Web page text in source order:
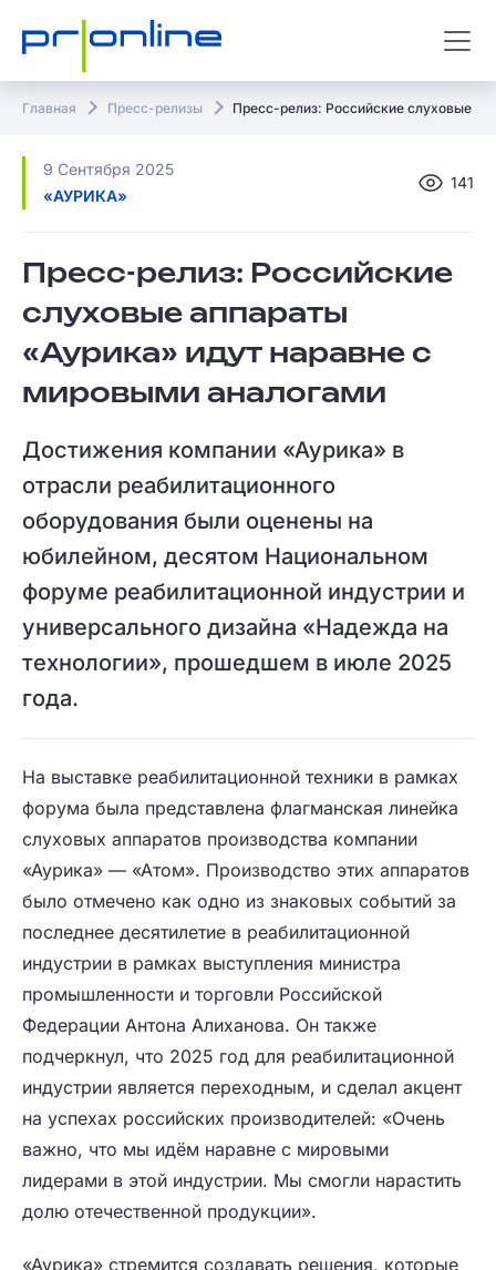
Главная Пресс-релизы Пресс-релиз: Российские слуховые
9 Сентября 2025
«АУРИКА»
141
Пресс-релиз: Российские
слуховые аппараты
«Аурика» идут наравне с
мировыми аналогами
Достижения компании «Аурика» в
отрасли реабилитационного
оборудования были оценены на
юбилейном, десятом Национальном
форуме реабилитационной индустрии и
универсального дизайна «Надежда на
технологии», прошедшем в июле 2025
года.
На выставке реабилитационной техники в рамках
форума была представлена флагманская линейка
слуховых аппаратов производства компании
«Аурика» — «Атом». Производство этих аппаратов
было отмечено как одно из знаковых событий за
последнее десятилетие в реабилитационной
индустрии в рамках выступления министра
промышленности и торговли Российской
Федерации Антона Алиханова. Он также
подчеркнул, что 2025 год для реабилитационной
индустрии является переходным, и сделал акцент
на успехах российских производителей: «Очень
важно, что мы идём наравне с мировыми
лидерами в этой индустрии. Мы смогли нарастить
долю отечественной продукции».
«Аурика» стремится создавать решения, которые